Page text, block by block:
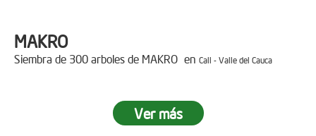
MAKRO
Siembra de 300 arboles de MAKRO en Cali - Valle del Cauca
Ver más